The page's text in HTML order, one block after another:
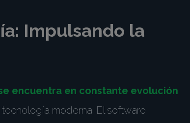
Impulsando la
encuentra en constante evolución
moderna. El software